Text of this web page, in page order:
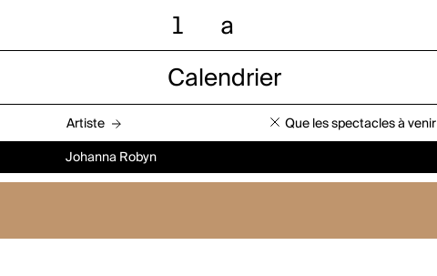
l a
Calendrier
Artiste Que les spectacles à venir
Johanna Robyn